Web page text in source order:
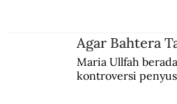
Agar Bahtera
Maria Ullfah
kontroversi